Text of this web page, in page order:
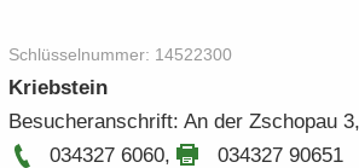
Schlüs­sel­num­mer: 14522300
Krieb­stein
Be­su­cher­an­schrift: An der Zscho­pau
034327 6060, 034327 90651